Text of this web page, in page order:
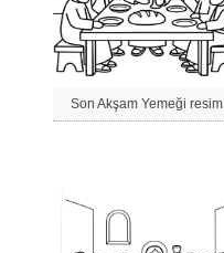
Son Akşam Yemeği resim